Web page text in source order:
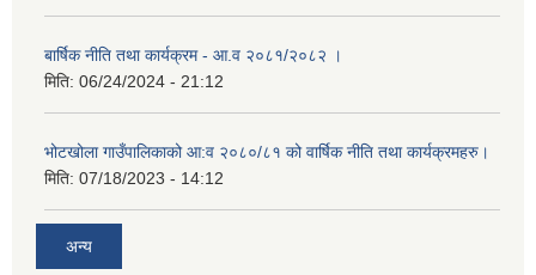
बार्षिक नीति तथा कार्यक्रम - आ.व २०८१/२०८२ ।
मिति: 06/24/2024 - 21:12
भोटखोला गाउँपालिकाको आ:व २०८०/८१ को वार्षिक नीति तथा कार्यक्रमहरु।
मिति: 07/18/2023 - 14:12
अन्य